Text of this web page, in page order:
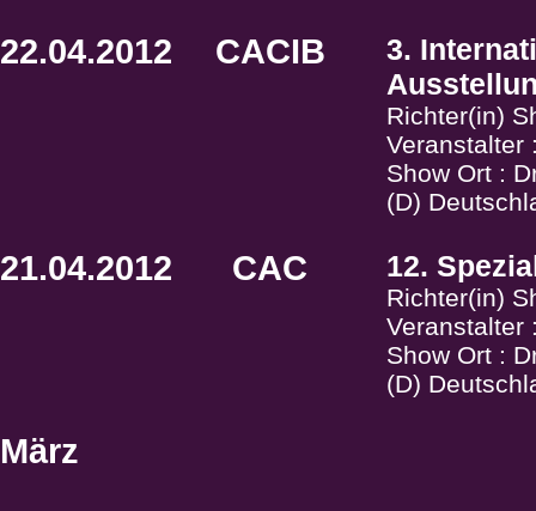
22.04.2012 CACIB
3.
Richter(in)
Veranstalter
Show Ort :
(D)
21.04.2012 CAC 12.
Richter(in)
Veranstalter
Show Ort :
(D)
März